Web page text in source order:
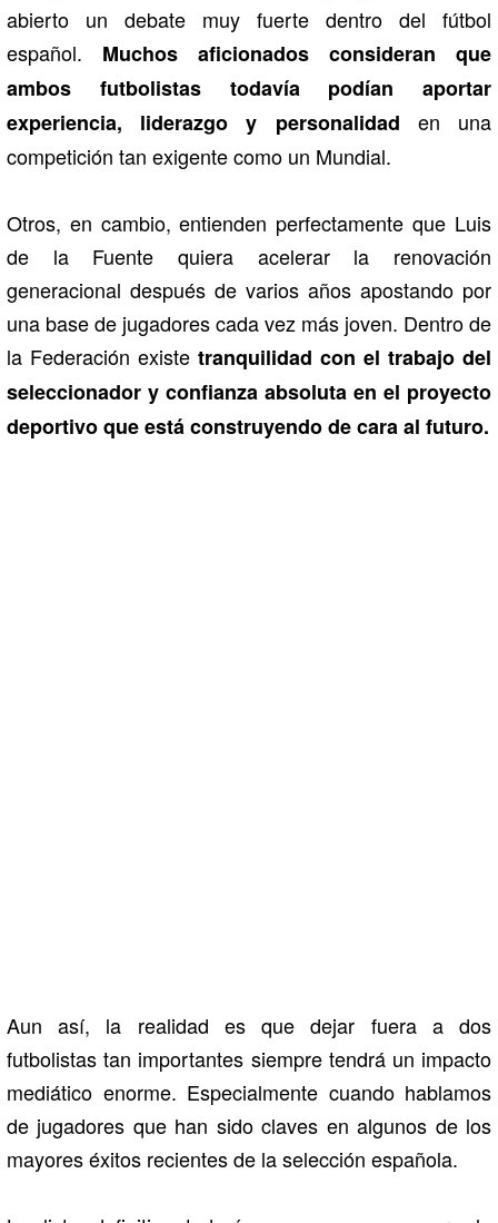
abierto un debate muy fuerte dentro del fútbol
español. Muchos aficionados consideran que
ambos futbolistas todavía podían aportar
experiencia, liderazgo y personalidad en una
competición tan exigente como un Mundial.
Otros, en cambio, entienden perfectamente que Luis
de la Fuente quiera acelerar la renovación
generacional después de varios años apostando por
una base de jugadores cada vez más joven. Dentro de
la Federación existe tranquilidad con el trabajo del
seleccionador y confianza absoluta en el proyecto
deportivo que está construyendo de cara al futuro.
Aun así, la realidad es que dejar fuera a dos
futbolistas tan importantes siempre tendrá un impacto
mediático enorme. Especialmente cuando hablamos
de jugadores que han sido claves en algunos de los
mayores éxitos recientes de la selección española.